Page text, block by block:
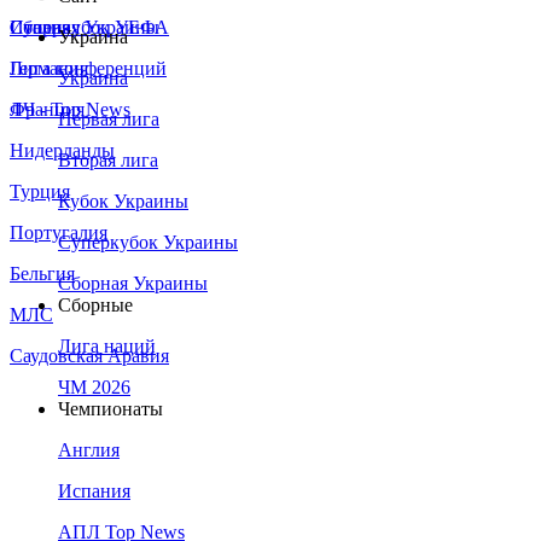
Сборная Украины
Италия
Германия
Франция
Нидерланды
Турция
Португалия
Бельгия
МЛС
Саудовская Аравия
Суперкубок УЕФА
Лига конференций
ЛЧ - Top News
Украина
Украина
Первая лига
Вторая лига
Кубок Украины
Суперкубок Украины
Сборная Украины
Сборные
Лига наций
ЧМ 2026
Чемпионаты
Англия
Испания
АПЛ Top News